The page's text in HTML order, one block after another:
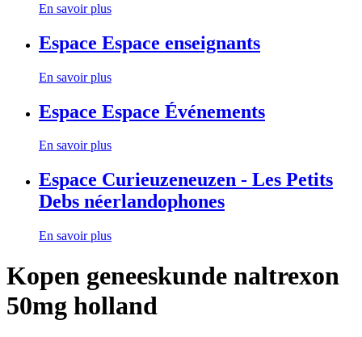
En savoir plus
Espace Espace enseignants
En savoir plus
Espace Espace Événements
En savoir plus
Espace Curieuzeneuzen - Les Petits
Debs néerlandophones
En savoir plus
Kopen geneeskunde naltrexon
50mg holland